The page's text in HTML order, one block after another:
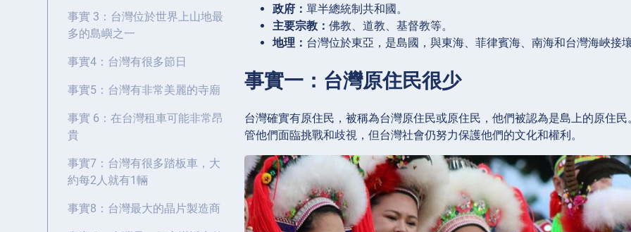
事實 3：台灣位於世界上山地最
多的島嶼之一
事實4：台灣有很多節日
事實5：台灣有非常美麗的寺廟
事實 6：在台灣租車可能非常昂
貴
事實7：台灣有很多踏板車，大
約每2人就有1輛
事實8：台灣最大的晶片製造商
政府： 單半總統制共和國。
主要宗教： 佛教、道教、基督教等。
地理： 台灣位於東亞，是島國，與東海、菲律賓海、南海和台灣海峽接
事實一：台灣原住民很少
台灣確實有原住民，被稱為台灣原住民或原住民，他們被認為是島上的原住
管他們面臨挑戰和歧視，但台灣社會仍努力保護他們的文化和權利。